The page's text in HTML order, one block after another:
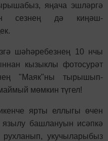
яңача эшләргә
сезнең дә киңәш-
шәһәребезнең 10 нчы
кызыклы фотосурәт
"Маяк"ны тырышып-
мөмкин түгел!
ярты еллыгы өчен
башлануын исәпкә
укучыларыбыз